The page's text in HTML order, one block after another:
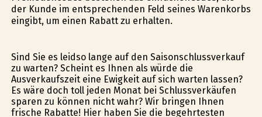
der Kunde im entsprechenden Feld seines Warenkorbs
eingibt, um einen Rabatt zu erhalten.
Sind Sie es leidso lange auf den Saisonschlussverkauf
zu warten? Scheint es Ihnen als würde die
Ausverkaufszeit eine Ewigkeit auf sich warten lassen?
Es wäre doch toll jeden Monat bei Schlussverkäufen
sparen zu können nicht wahr? Wir bringen Ihnen
frische Rabatte! Hier haben Sie die begehrtesten